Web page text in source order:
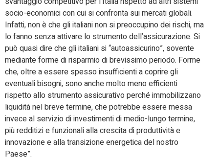
socio-economici con cui si confronta sui mercati globali.
Infatti, non è che gli italiani non si preoccupino dei rischi, ma
lo fanno senza attivare lo strumento dell’assicurazione. Si
può quasi dire che gli italiani si “autoassicurino”, sovente
mediante forme di risparmio di brevissimo periodo. Forme
che, oltre a essere spesso insufficienti a coprire gli
eventuali bisogni, sono anche molto meno efficienti
rispetto allo strumento assicurativo perché immobilizzano
liquidità nel breve termine, che potrebbe essere messa
invece al servizio di investimenti di medio-lungo termine,
più redditizi e funzionali alla crescita di produttività e
innovazione e alla transizione energetica del nostro
Paese”.